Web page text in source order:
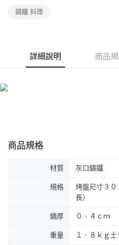
鑄鐵 料理
詳細說明 商品
商品規格
材質 灰口鑄鐵
規格
烤盤尺寸３０
長）
鍋厚 ０．４ｃｍ
重量 １．８ｋｇ